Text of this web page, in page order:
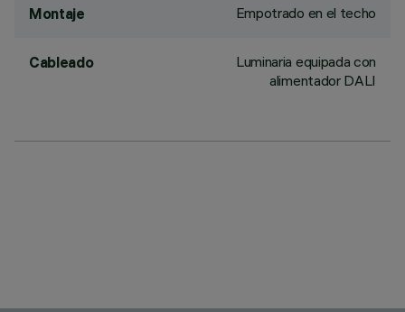
Montaje Empotrado en el techo
Cableado
Luminaria equipada con
alimentador DALI